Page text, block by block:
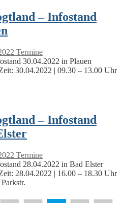
– Infostand
Termine
30.04.2022 in Plauen
30.04.2022 | 09.30 – 13.00 Uhr
– Infostand
Termine
28.04.2022 in Bad Elster
28.04.2022 | 16.00 – 18.30 Uhr